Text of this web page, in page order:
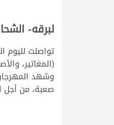
لبرقه-
(المغاتير، والأصايل،
صعبة، من أجل